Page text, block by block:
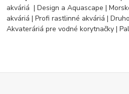
akváriá | Design a Aquascape |
akváriá | Profi rastlinné akváriá |
Akvateráriá pre vodné korytnačky |